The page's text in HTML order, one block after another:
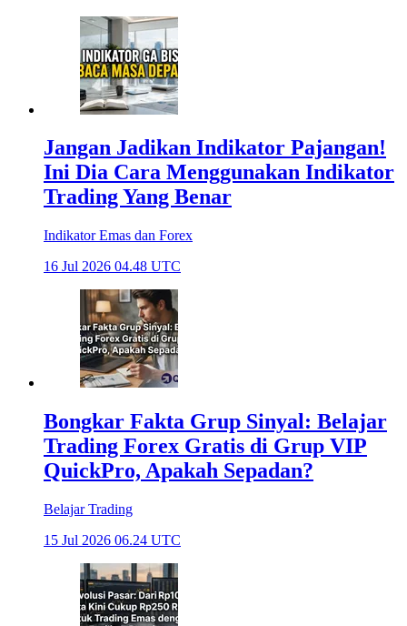
Jangan Jadikan Indikator Pajangan!
Ini Dia Cara Menggunakan Indikator
Trading Yang Benar
Indikator Emas dan Forex
16 Jul 2026 04.48 UTC
Bongkar Fakta Grup Sinyal: Belajar
Trading Forex Gratis di Grup VIP
QuickPro, Apakah Sepadan?
Belajar Trading
15 Jul 2026 06.24 UTC